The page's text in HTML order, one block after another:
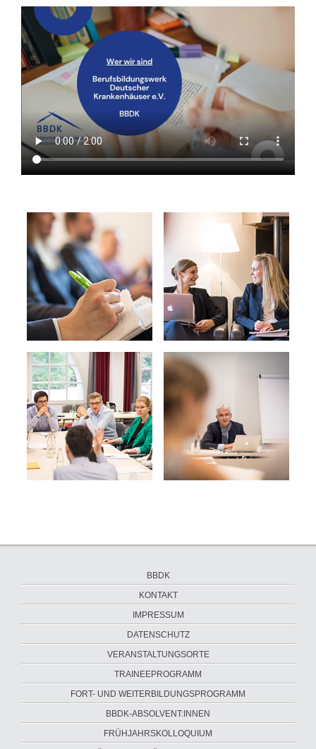
überspringen
BBDK
KONTAKT
IMPRESSUM
DATENSCHUTZ
VERANSTALTUNGSORTE
überspringen
TRAINEEPROGRAMM
FORT- UND WEITERBILDUNGSPROGRAMM
BBDK-ABSOLVENT:INNEN
FRÜHJAHRSKOLLOQUIUM